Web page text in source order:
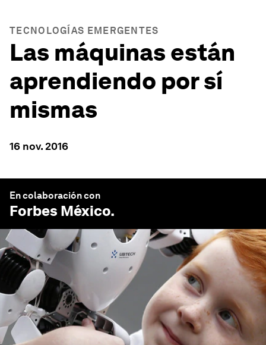
TECNOLOGÍAS EMERGENTES
Las máquinas están
aprendiendo por sí
mismas
16 nov. 2016
En colaboración con
Forbes México.